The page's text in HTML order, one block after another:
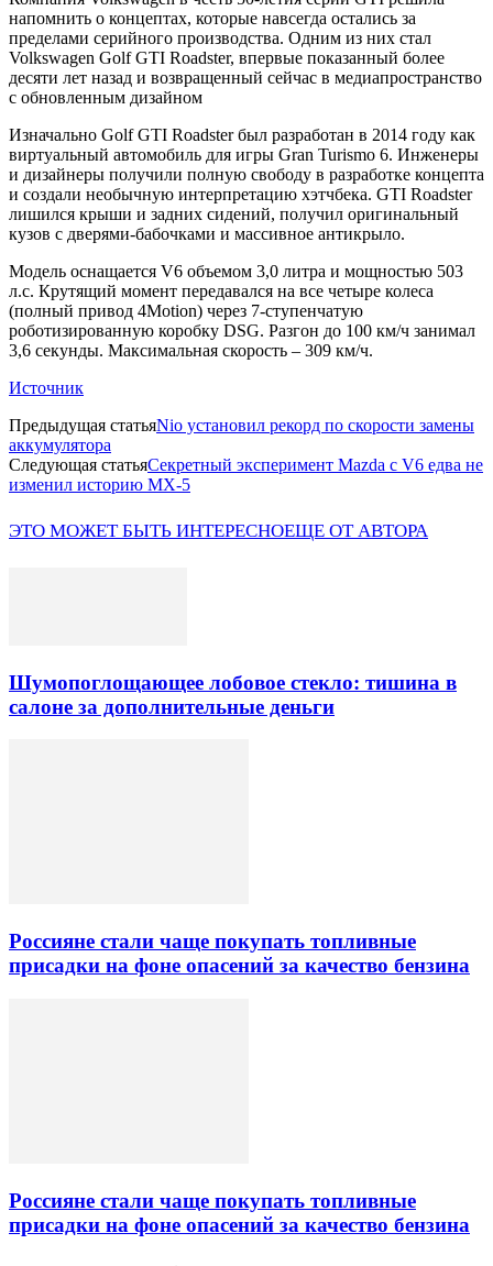
напомнить о концептах, которые навсегда остались за
пределами серийного производства. Одним из них стал
Volkswagen Golf GTI Roadster, впервые показанный более
десяти лет назад и возвращенный сейчас в медиапространство
с обновленным дизайном
Изначально Golf GTI Roadster был разработан в 2014 году как
виртуальный автомобиль для игры Gran Turismo 6. Инженеры
и дизайнеры получили полную свободу в разработке концепта
и создали необычную интерпретацию хэтчбека. GTI Roadster
лишился крыши и задних сидений, получил оригинальный
кузов с дверями-бабочками и массивное антикрыло.
Модель оснащается V6 объемом 3,0 литра и мощностью 503
л.с. Крутящий момент передавался на все четыре колеса
(полный привод 4Motion) через 7-ступенчатую
роботизированную коробку DSG. Разгон до 100 км/ч занимал
3,6 секунды. Максимальная скорость – 309 км/ч.
Источник
Предыдущая статьяNio установил рекорд по скорости замены
аккумулятора
Следующая статьяСекретный эксперимент Mazda с V6 едва не
изменил историю MX-5
ЭТО МОЖЕТ БЫТЬ ИНТЕРЕСНОЕЩЕ ОТ АВТОРА
Шумопоглощающее лобовое стекло: тишина в
салоне за дополнительные деньги
Россияне стали чаще покупать топливные
присадки на фоне опасений за качество бензина
Россияне стали чаще покупать топливные
присадки на фоне опасений за качество бензина